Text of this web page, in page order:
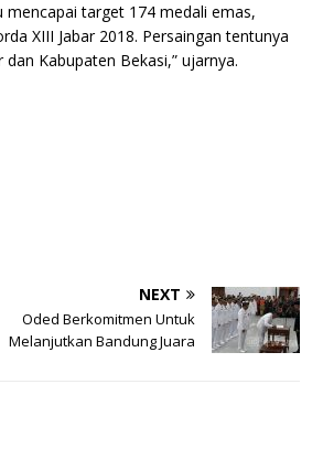
target 174 medali emas,
XIII Jabar 2018. Persaingan tentunya
Kabupaten Bekasi,” ujarnya.
NEXT
Oded Berkomitmen Untuk
Melanjutkan Bandung Juara